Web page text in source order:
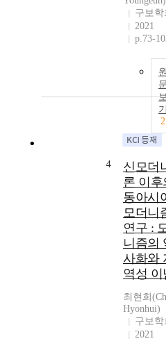
구보학
2021
p.73-
2
4
신모더
론 이후
동아시
모더니
연구 :
니즘의
사화와
역성 이
최현희
Hyonhui)
구보학
2021